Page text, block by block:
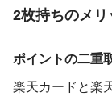
2枚持ちのメリ
ポイントの二重
楽天カードと楽